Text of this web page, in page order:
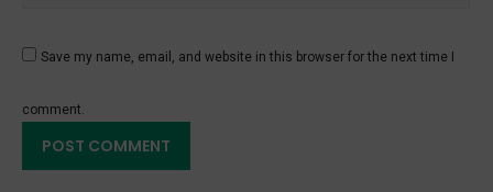
Save my name, email, and website in this browser for the next time I
comment.